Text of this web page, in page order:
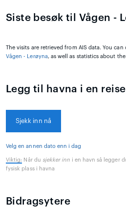
Siste besøk til Vågen -
The visits are retrieved from AIS data. You
Vågen - Lerøyna, as well as statistics about
Legg til havna i en reise
Sjekk inn nå
Velg en annen dato enn i dag
Viktig: Når du sjekker inn i en havn så legger
fysisk plass i havna
Bidragsytere